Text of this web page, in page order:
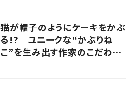
猫が帽子のようにケーキをかぶ
る!? ユニークな“かぶりね
こ”を生み出す作家のこだわり